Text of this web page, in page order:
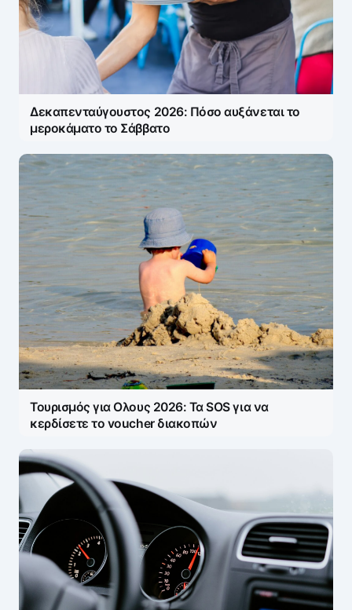
Δεκαπενταύγουστος 2026: Πόσο αυξάνεται το
μεροκάματο το Σάββατο
Τουρισμός για Ολους 2026: Τα SOS για να
κερδίσετε το voucher διακοπών